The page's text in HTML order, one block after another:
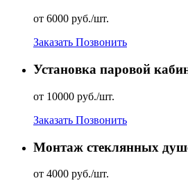
от 6000 руб./шт.
Заказать Позвонить
Установка паровой
от 10000 руб./шт.
Заказать Позвонить
Монтаж стеклянных
от 4000 руб./шт.